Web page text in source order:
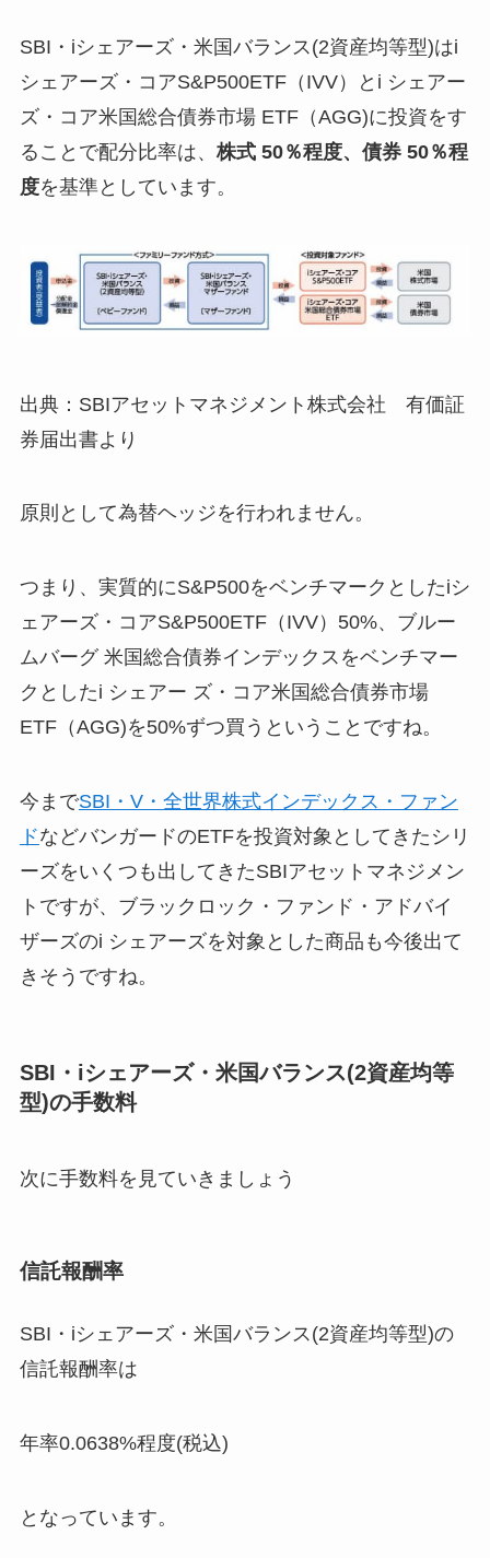
SBI・iシェアーズ・米国バランス(2資産均等型)はi
シェアーズ・コアS&P500ETF（IVV）とi シェアー
ズ・コア米国総合債券市場 ETF（AGG)に投資をす
ることで配分比率は、 株式 50％程度、債券 50％程
度を基準としています。
出典：SBIアセットマネジメント株式会社 有価証
券届出書より
原則として為替ヘッジを行われません。
つまり、実質的にS&P500をベンチマークとしたiシ
ェアーズ・コアS&P500ETF（IVV）50%、ブルー
ムバーグ 米国総合債券インデックスをベンチマー
クとしたi シェアー ズ・コア米国総合債券市場
ETF（AGG)を50%ずつ買うということですね。
今までSBI・V・全世界株式インデックス・ファン
ドなどバンガードのETFを投資対象としてきたシリ
ーズをいくつも出してきたSBIアセットマネジメン
トですが、ブラックロック・ファンド・アドバイ
ザーズのi シェアーズを対象とした商品も今後出て
きそうですね。
SBI・iシェアーズ・米国バランス(2資産均等
型)の手数料
次に手数料を見ていきましょう
信託報酬率
SBI・iシェアーズ・米国バランス(2資産均等型)の
信託報酬率は
年率0.0638%程度(税込)
となっています。